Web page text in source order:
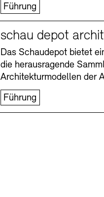
Führung
schau depot
Das Schaudepot bietet
die herausragende
Architekturmodellen der
Führung